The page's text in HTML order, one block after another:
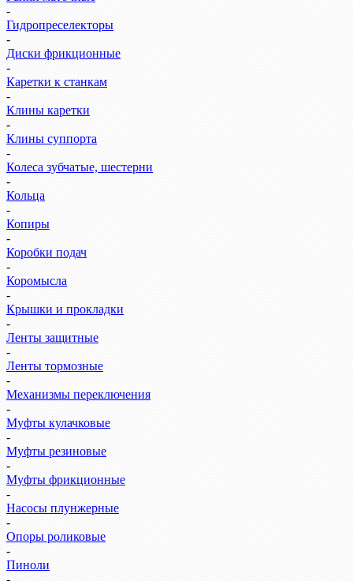
-
Гидропреселекторы
-
Диски фрикционные
-
Каретки к станкам
-
Клины каретки
-
Клины суппорта
-
Колеса зубчатые, шестерни
-
Кольца
-
Копиры
-
Коробки подач
-
Коромысла
-
Крышки и прокладки
-
Ленты защитные
-
Ленты тормозные
-
Механизмы переключения
-
Муфты кулачковые
-
Муфты резиновые
-
Муфты фрикционные
-
Насосы плунжерные
-
Опоры роликовые
-
Пиноли